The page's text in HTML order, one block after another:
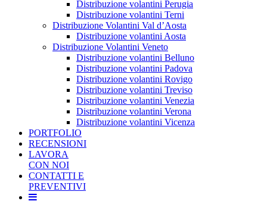
Distribuzione volantini Perugia
Distribuzione volantini Terni
Distribuzione Volantini Val d’Aosta
Distribuzione volantini Aosta
Distribuzione Volantini Veneto
Distribuzione volantini Belluno
Distribuzione volantini Padova
Distribuzione volantini Rovigo
Distribuzione volantini Treviso
Distribuzione volantini Venezia
Distribuzione volantini Verona
Distribuzione volantini Vicenza
PORTFOLIO
RECENSIONI
LAVORA
CON NOI
CONTATTI E
PREVENTIVI